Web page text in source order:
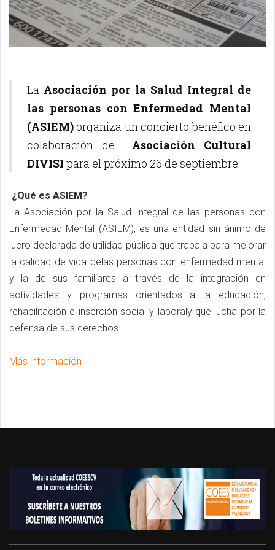
La Asociación por la Salud Integral de
las personas con Enfermedad Mental
(ASIEM) organiza un concierto benéfico en
colaboración de
Asociación Cultural
DIVISI para el próximo 26 de septiembre.
¿Qué es ASIEM?
La Asociación por la Salud Integral de las personas con
Enfermedad Mental (ASIEM), es una entidad sin ánimo de
lucro declarada de utilidad pública que trabaja para mejorar
la calidad de vida delas personas con enfermedad mental
y la de sus familiares a través de la integración en
actividades y programas orientados a la educación,
rehabilitación e inserción social y laboraly que lucha por la
defensa de sus derechos.
Más información